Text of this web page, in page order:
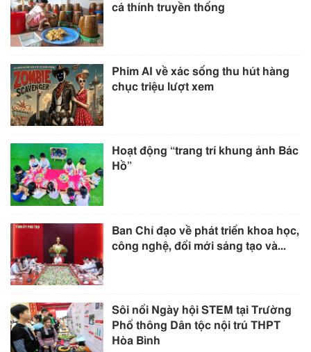
cá thính truyền thống
Phim AI về xác sống thu hút hàng
chục triệu lượt xem
Hoạt động “trang trí khung ảnh Bác
Hồ”
Ban Chỉ đạo về phát triển khoa học,
công nghệ, đổi mới sáng tạo và...
Sôi nổi Ngày hội STEM tại Trường
Phổ thông Dân tộc nội trú THPT
Hòa Bình